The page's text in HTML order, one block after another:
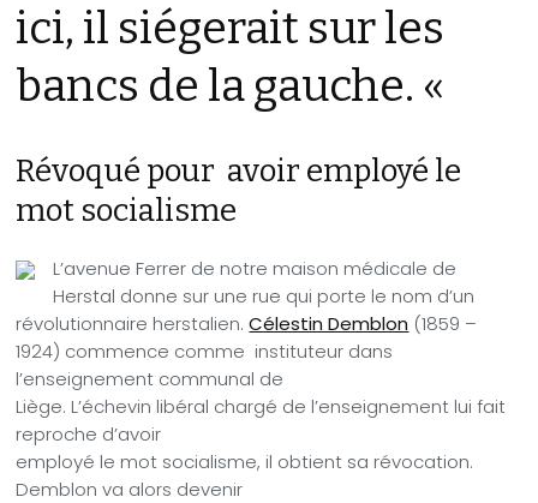
ici, il siégerait sur les
bancs de la gauche. «
Révoqué pour avoir employé le
mot socialisme
L’avenue Ferrer de notre maison médicale de
Herstal donne sur une rue qui porte le nom d’un
révolutionnaire herstalien.Célestin Demblon (1859 –
1924) commence comme instituteur dans
l’enseignement communal de
Liège. L’échevin libéral chargé de l’enseignement lui fait
reproche d’avoir
employé le mot socialisme, il obtient sa révocation.
Demblon va alors devenir